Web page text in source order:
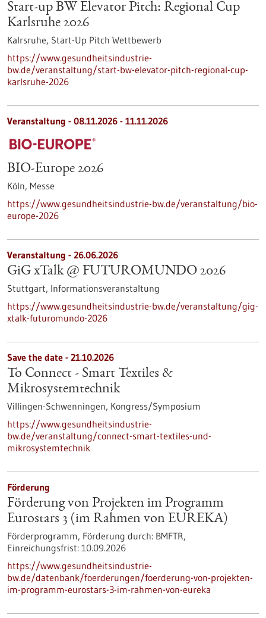
Start-up BW Elevator Pitch: Regional Cup
Karlsruhe 2026
Kalrsruhe, Start-Up Pitch Wettbewerb
https://www.gesundheitsindustrie-
bw.de/veranstaltung/start-bw-elevator-pitch-regional-cup-
karlsruhe-2026
Veranstaltung - 08.11.2026 - 11.11.2026
BIO-Europe 2026
Köln, Messe
https://www.gesundheitsindustrie-bw.de/veranstaltung/bio-
europe-2026
Veranstaltung - 26.06.2026
GiG xTalk @ FUTUROMUNDO 2026
Stuttgart, Informationsveranstaltung
https://www.gesundheitsindustrie-bw.de/veranstaltung/gig-
xtalk-futuromundo-2026
Save the date - 21.10.2026
To Connect - Smart Textiles &
Mikrosystemtechnik
Villingen-Schwenningen, Kongress/Symposium
https://www.gesundheitsindustrie-
bw.de/veranstaltung/connect-smart-textiles-und-
mikrosystemtechnik
Förderung
Förderung von Projekten im Programm
Eurostars 3 (im Rahmen von EUREKA)
Förderprogramm, Förderung durch: BMFTR,
Einreichungsfrist: 10.09.2026
https://www.gesundheitsindustrie-
bw.de/datenbank/foerderungen/foerderung-von-projekten-
im-programm-eurostars-3-im-rahmen-von-eureka